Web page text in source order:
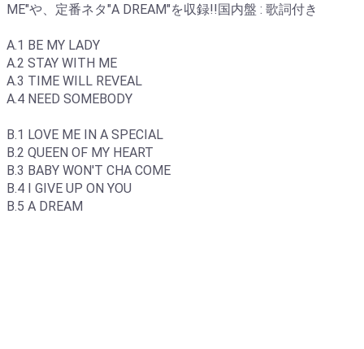
ME"や、定番ネタ"A DREAM"を収録!!国内盤 : 歌詞付き
A.1 BE MY LADY
A.2 STAY WITH ME
A.3 TIME WILL REVEAL
A.4 NEED SOMEBODY
B.1 LOVE ME IN A SPECIAL
B.2 QUEEN OF MY HEART
B.3 BABY WON'T CHA COME
B.4 I GIVE UP ON YOU
B.5 A DREAM